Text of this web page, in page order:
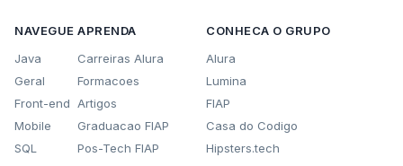
NAVEGUE
Java
Geral
Front-end
Mobile
SQL
APRENDA
Carreiras Alura
Formacoes
Artigos
Graduacao FIAP
Pos-Tech FIAP
CONHECA O GRUPO
Alura
Lumina
FIAP
Casa do Codigo
Hipsters.tech